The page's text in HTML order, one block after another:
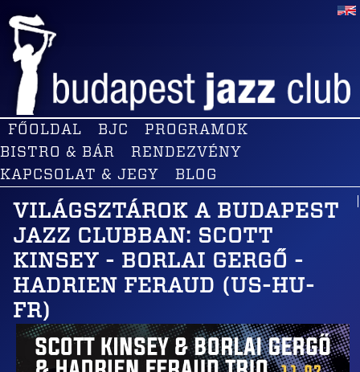
FŐOLDAL BJC
PROGRAMOK
BISTRO & BÁR
RENDEZVÉNY
KAPCSOLAT & JEGY
BLOG
VILÁGSZTÁROK A BUDAPEST
JAZZ CLUBBAN: SCOTT
KINSEY - BORLAI GERGŐ -
HADRIEN FERAUD (US-HU-
FR)